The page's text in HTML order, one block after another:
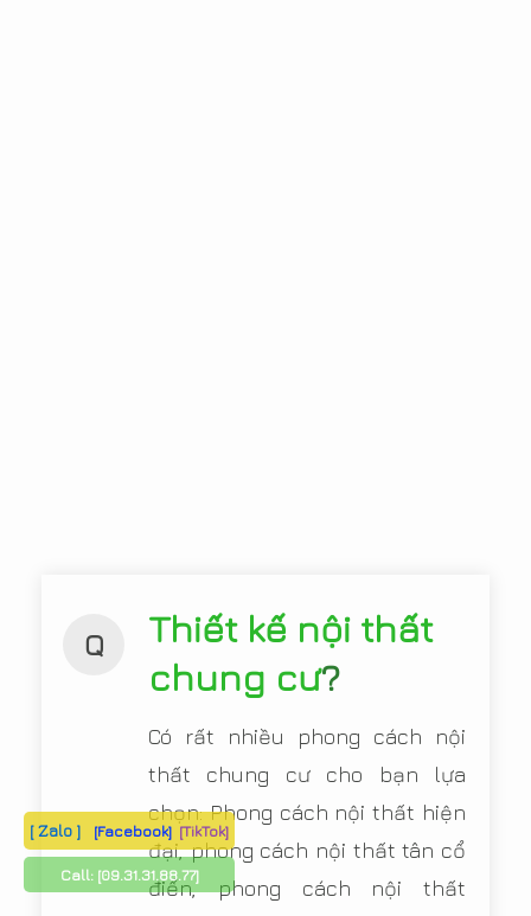
Q
Thiết kế nội thất
chung cư?
Có rất nhiều phong cách nội
thất chung cư cho bạn lựa
chọn: Phong cách nội thất hiện
đại, phong cách nội thất tân cổ
điển, phong cách nội thất
[ Zalo ] [Facebook] [TikTok]
Call: [09.31.31.88.77]